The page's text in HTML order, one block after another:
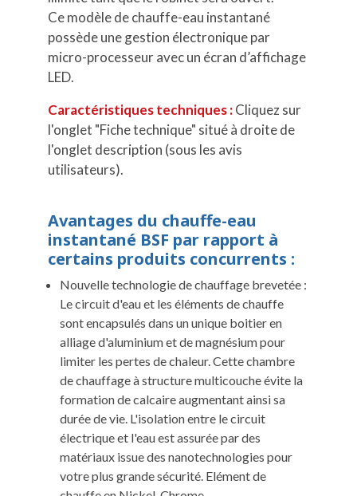
Ce modèle de chauffe-eau instantané
possède une gestion électronique par
micro-processeur avec un écran d’affichage
LED.
Caractéristiques techniques :Cliquez sur
l'onglet "Fiche technique" situé à droite de
l'onglet description (sous les avis
utilisateurs).
Avantages du chauffe-eau
instantané BSF par rapport à
certains produits concurrents :
Nouvelle technologie de chauffage brevetée :
Le circuit d'eau et les éléments de chauffe
sont encapsulés dans un unique boitier en
alliage d'aluminium et de magnésium pour
limiter les pertes de chaleur. Cette chambre
de chauffage à structure multicouche évite la
formation de calcaire augmentant ainsi sa
durée de vie. L'isolation entre le circuit
électrique et l'eau est assurée par des
matériaux issue des nanotechnologies pour
votre plus grande sécurité. Elément de